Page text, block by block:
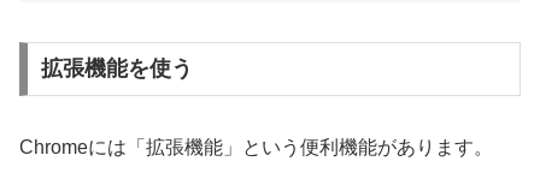
拡張機能を使う
Chromeには「拡張機能」という便利機能があります。